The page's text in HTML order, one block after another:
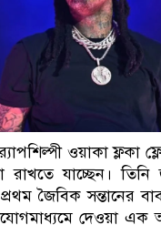
ওয়াকা ফ্লকা
যাচ্ছেন। তিনি
জৈবিক সন্তানের
দেওয়া এক